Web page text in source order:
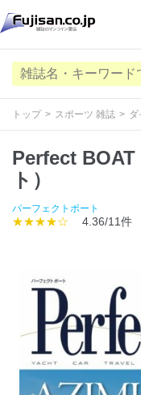
トップ スポーツ 雑誌
Perfect
ト）
パーフェクトボート
★★★★☆ 4.36/11件